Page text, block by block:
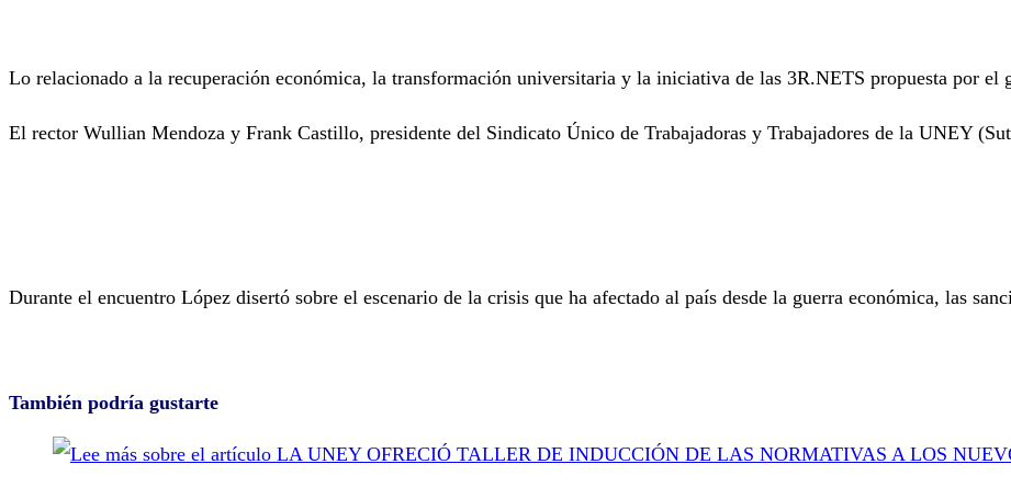
Lo relacionado a la recuperación económica, la transformación universitaria y la iniciativa de las 3R.NETS propuesta
El rector Wullian Mendoza y Frank Castillo, presidente del Sindicato Único de Trabajadoras y Trabajadores de la UNEY
Durante el encuentro López disertó sobre el escenario de la crisis que ha afectado al país desde la guerra económica, las
También podría gustarte